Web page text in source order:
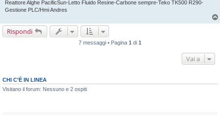
Reattore Alghe PacificSun-Letto Fluido Resine-Carbone sempre-Teko TK500 R290-
Gestione PLC/Hmi Andres
Rispondi
7 messaggi • Pagina 1 di 1
Vai a
CHI C’È IN LINEA
Visitano il forum: Nessuno e 2 ospiti